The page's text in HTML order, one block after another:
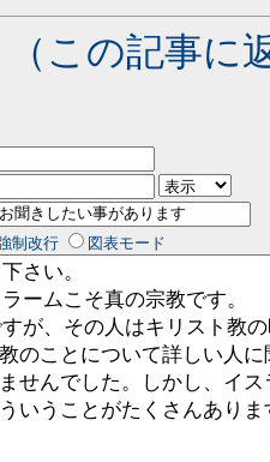
（この記事に
制改行 図表モード